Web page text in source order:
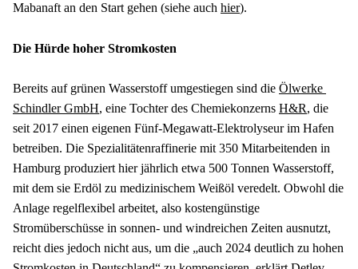
Mabanaft an den Start gehen (siehe auch hier).
Die Hürde hoher Stromkosten
Bereits auf grünen Wasserstoff umgestiegen sind die Ölwerke
Schindler GmbH, eine Tochter des Chemiekonzerns H&R, die
seit 2017 einen eigenen Fünf-Megawatt-Elektrolyseur im Hafen
betreiben. Die Spezialitätenraffinerie mit 350 Mitarbeitenden in
Hamburg produziert hier jährlich etwa 500 Tonnen Wasserstoff,
mit dem sie Erdöl zu medizinischem Weißöl veredelt. Obwohl die
Anlage regelflexibel arbeitet, also kostengünstige
Stromüberschüsse in sonnen- und windreichen Zeiten ausnutzt,
reicht dies jedoch nicht aus, um die „auch 2024 deutlich zu hohen